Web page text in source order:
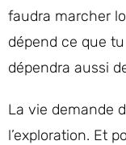
faudra marcher
dépend ce que
dépendra aussi
La vie demande
l’exploration. Et